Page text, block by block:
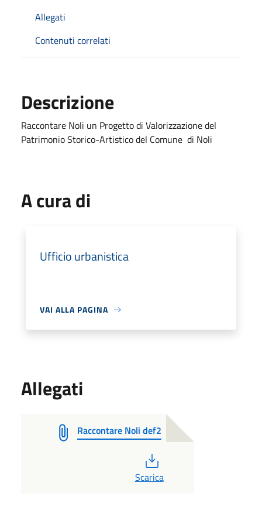
Allegati
Contenuti correlati
Descrizione
Raccontare Noli un Progetto di Valorizzazione del
Patrimonio Storico-Artistico del Comune di Noli
A cura di
Ufficio urbanistica
VAI ALLA PAGINA
Allegati
Raccontare Noli def2
Scarica